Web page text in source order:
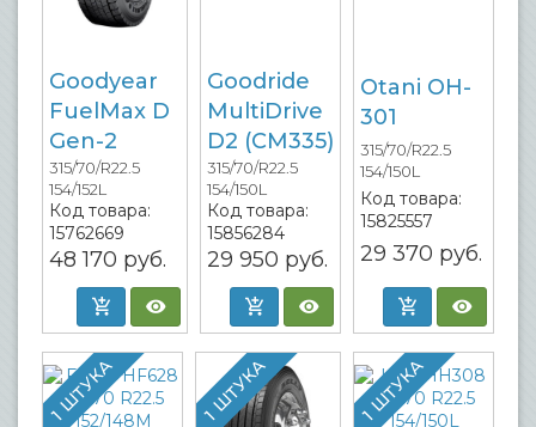
Goodyear
FuelMax D
Gen-2
315/70/R22.5
154/152L
Код товара:
15762669
48 170 руб.
Goodride
MultiDrive
D2 (CM335)
315/70/R22.5
154/150L
Код товара:
15856284
29 950 руб.
Otani OH-
301
315/70/R22.5
154/150L
Код товара:
15825557
29 370 руб.
1 ШТУКА 1 ШТУКА 1 ШТУКА